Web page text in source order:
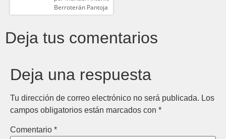
Berroterán Pantoja
Deja tus comentarios
Deja una respuesta
Tu dirección de correo electrónico no será publicada. Los
campos obligatorios están marcados con *
Comentario *